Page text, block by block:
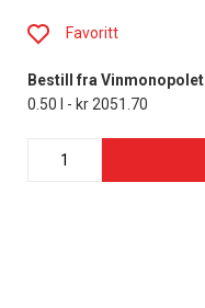
Favoritt
Bestill fra Vinmonopolet
0.50 l - kr 2051.70